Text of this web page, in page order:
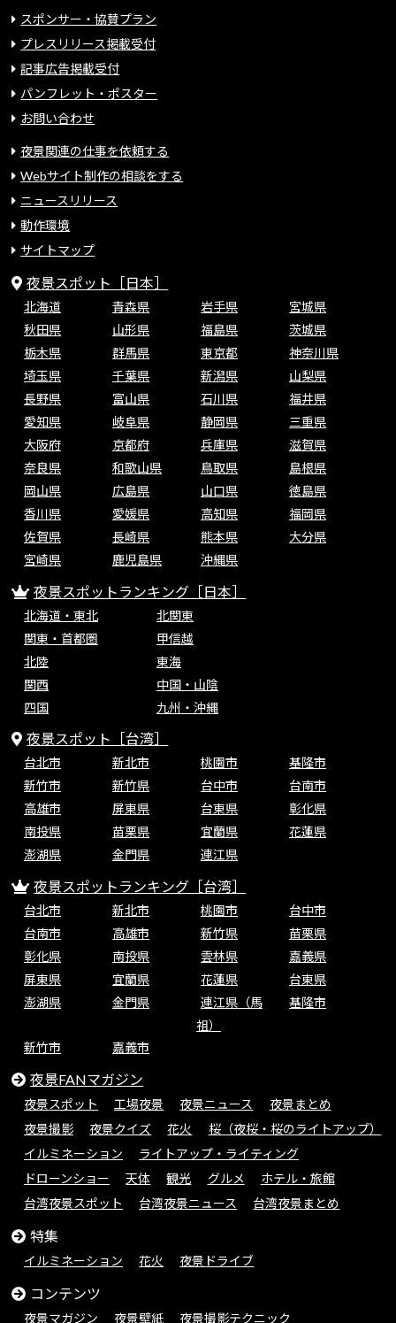
スポンサー・協賛プラン
プレスリリース掲載受付
記事広告掲載受付
パンフレット・ポスター
お問い合わせ
夜景関連の仕事を依頼する
Webサイト制作の相談をする
ニュースリリース
動作環境
サイトマップ
夜景スポット［日本］
北海道 青森県 岩手県
宮城県
秋田県
山形県 福島県
茨城県
栃木県
群馬県 東京都
神奈川県
埼玉県
千葉県 新潟県
山梨県
長野県
富山県 石川県
福井県
愛知県
岐阜県 静岡県
三重県
大阪府
京都府 兵庫県
滋賀県
奈良県
和歌山県 鳥取県
島根県
岡山県
広島県 山口県
徳島県
香川県
愛媛県 高知県
福岡県
佐賀県
長崎県 熊本県
大分県
宮崎県
鹿児島県 沖縄県
夜景スポットランキング［日本］
北海道・東北
北関東
関東・首都圏
甲信越
北陸
東海
関西
中国・山陰
四国
九州・沖縄
夜景スポット［台湾］
台北市 新北市 桃園市
基隆市
新竹市
新竹県 台中市
台南市
高雄市
屏東県 台東県
彰化県
南投県
苗栗県 宜蘭県
花蓮県
澎湖県
金門県 連江県
夜景スポットランキング［台湾］
台北市 新北市 桃園市
台中市
台南市
高雄市 新竹県
苗栗県
彰化県
南投県 雲林県
嘉義県
屏東県
宜蘭県 花蓮県
台東県
澎湖県
金門県
連江県（馬
祖）
基隆市
新竹市 嘉義市
夜景FANマガジン
夜景スポット 工場夜景 夜景ニュース
夜景まとめ
夜景撮影
夜景クイズ 花火
桜（夜桜・桜のライトアップ）
イルミネーション
ライトアップ・ライティング
ドローンショー
天体 観光 グルメ
ホテル・旅館
台湾夜景スポット
台湾夜景ニュース 台湾夜景まとめ
特集
イルミネーション 花火 夜景ドライブ
コンテンツ
夜景マガジン 夜景壁紙 夜景撮影テクニック